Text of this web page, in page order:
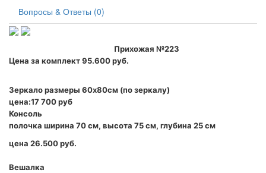
Вопросы & Ответы (0)
Прихожая №223
Цена за комплект 95.600 руб.
Зеркало размеры 60х80см (по зеркалу)
цена:17 700 руб
Консоль
полочка ширина 70 см, высота 75 см, глубина 25 см
цена 26.500 руб.
Вешалка